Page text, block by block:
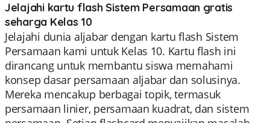
Jelajahi kartu flash Sistem Persamaan gratis
seharga Kelas 10
Jelajahi dunia aljabar dengan kartu flash Sistem
Persamaan kami untuk Kelas 10. Kartu flash ini
dirancang untuk membantu siswa memahami
konsep dasar persamaan aljabar dan solusinya.
Mereka mencakup berbagai topik, termasuk
persamaan linier, persamaan kuadrat, dan sistem